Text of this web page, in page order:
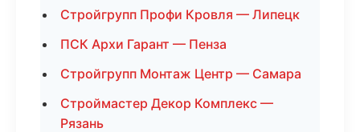
Стройгрупп Профи Кровля — Липецк
ПСК Архи Гарант — Пенза
Стройгрупп Монтаж Центр — Самара
Строймастер Декор Комплекс —
Рязань